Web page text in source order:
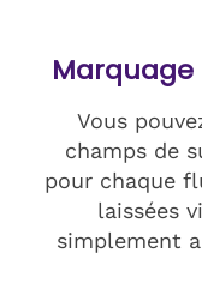
Vous
champs de
pour chaque
laissées
simplement